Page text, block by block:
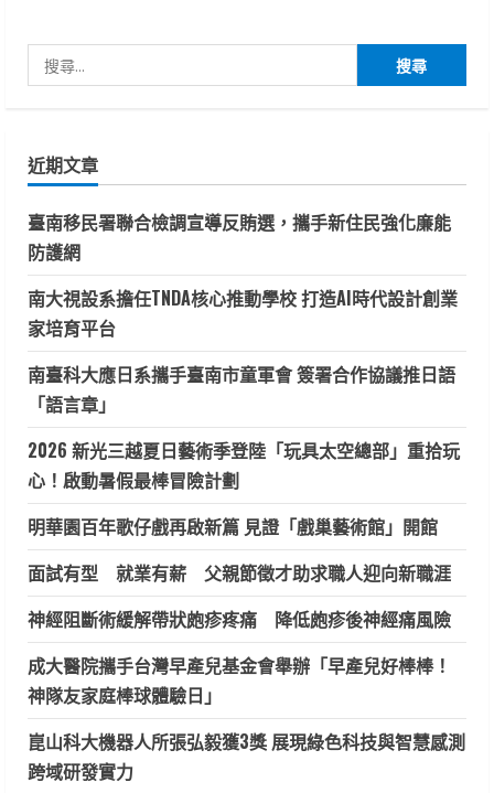
尋
字:
近期文章
臺南移民署聯合檢調宣導反賄選，攜手新住民強化廉能
防護網
南大視設系擔任TNDA核心推動學校 打造AI時代設計創業
家培育平台
南臺科大應日系攜手臺南市童軍會 簽署合作協議推日語
「語言章」
2026 新光三越夏日藝術季登陸「玩具太空總部」重拾玩
心！啟動暑假最棒冒險計劃
明華園百年歌仔戲再啟新篇 見證「戲巢藝術館」開館
面試有型 就業有薪 父親節徵才助求職人迎向新職涯
神經阻斷術緩解帶狀皰疹疼痛 降低皰疹後神經痛風險
成大醫院攜手台灣早產兒基金會舉辦「早產兒好棒棒！
神隊友家庭棒球體驗日」
崑山科大機器人所張弘毅獲3獎 展現綠色科技與智慧感測
跨域研發實力